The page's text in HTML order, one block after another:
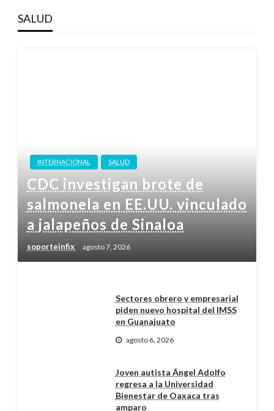
SALUD
INTERNACIONAL SALUD
CDC investigan brote de
salmonela en EE.UU. vinculado
a jalapeños de Sinaloa
soporteinfix agosto 7, 2026
Sectores obrero y empresarial
piden nuevo hospital del IMSS
en Guanajuato
agosto 6, 2026
Joven autista Ángel Adolfo
regresa a la Universidad
Bienestar de Oaxaca tras
amparo